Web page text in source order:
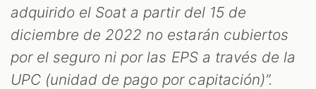
adquirido el Soat a partir del 15 de
diciembre de 2022 no estarán cubiertos
por el seguro ni por las EPS a través de la
UPC (unidad de pago por capitación)”.